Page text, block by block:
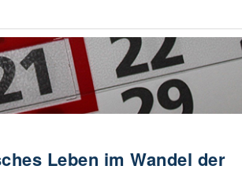
Leben im Wandel der